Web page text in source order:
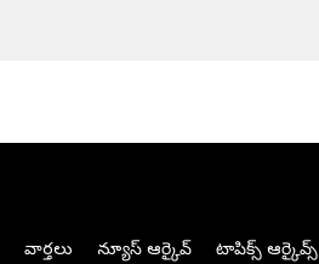
వార్తలు న్యూస్ ఆర్కైవ్ టాపిక్స్ ఆర్కైవ్స్